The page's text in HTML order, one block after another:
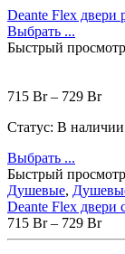
Deante Flex двери
Выбрать ...
Быстрый просмотр
715 Br– 729 Br
Статус: В наличии
Выбрать ...
Быстрый просмотр
Душевые,
Deante Flex двери
715 Br– 729 Br